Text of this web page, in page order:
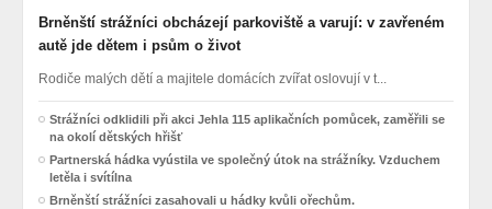
Brněnští strážníci obcházejí parkoviště a varují: v zavřeném
autě jde dětem i psům o život
Rodiče malých dětí a majitele domácích zvířat oslovují v t...
Strážníci odklidili při akci Jehla 115 aplikačních pomůcek, zaměřili se
na okolí dětských hřišť
Partnerská hádka vyústila ve společný útok na strážníky. Vzduchem
letěla i svítílna
Brněnští strážníci zasahovali u hádky kvůli ořechům.